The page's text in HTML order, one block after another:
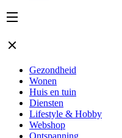
Gezondheid
Wonen
Huis en tuin
Diensten
Lifestyle & Hobby
Webshop
Ontspanning